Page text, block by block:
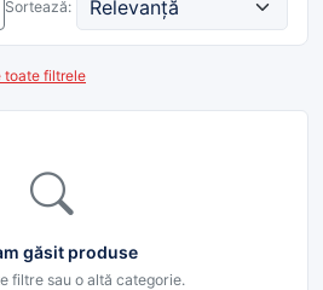
Sortează:
toate filtrele
găsit produse
filtre sau o altă categorie.